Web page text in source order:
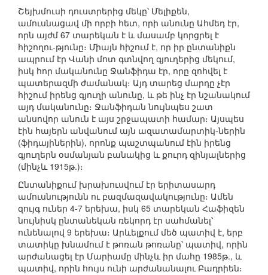
Շեյխմուսի դուստրերից մեկը՝ Մելիքեն,
ամուսնացավ մի որբի հետ, որի անունը Ահմեդ էր,
որն այժմ 67 տարեկան է և մասամբ կորցրել է
հիշողու-թյունը։ Միայն հիշում է, որ իր ընտանիքն
ապրում էր Վանի մոտ գտնվող գյուղերից մեկում,
իսկ հոր մականունը Ջանֆիդա էր, որը զոհվել է
պատերազմի ժամանակ։ Այդ տարեց մարդը չէր
հիշում իրենց գյուղի անունը, և թե ինչ էր նշանակում
այդ մականունը։ Ջանֆիդան նույնպես շատ
անսովոր անուն է այս շրջապատի համար։ Այսպես
էին հայերն անվանում այն ազատամարտիկ-ներին
(ֆիդայիներին), որոնք պաշտպանում էին իրենց
գյուղերն օսմանյան բանակից և քուրդ զինյալներից
(մինչև 1915թ.)։
Ընտանիքում խրախուսվում էր երիտասարդ
ամուսնությունն ու բազմազավակությունը։ Ամեն
զույգ ուներ 4-7 երեխա, իսկ 65 տարեկան Հաֆիզեն
նույնիսկ ընտանեկան ռեկորդ էր սահմանել՝
ունենալով 9 երեխա։ Արևելքում մեծ պատիվ է, երբ
տատիկը խնամում է թոռան թոռանը՝ պատիվ, որին
արժանացել էր Մարիամը մինչև իր մահը 1985թ., և
պատիվ, որին հույս ունի արժանանալու Բադրիեն։